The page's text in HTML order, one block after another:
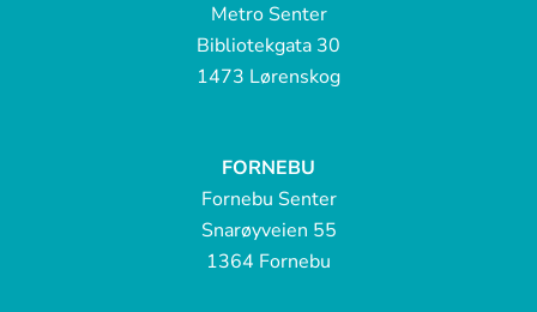
Metro Senter
Bibliotekgata 30
1473 Lørenskog
FORNEBU
Fornebu Senter
Snarøyveien 55
1364 Fornebu